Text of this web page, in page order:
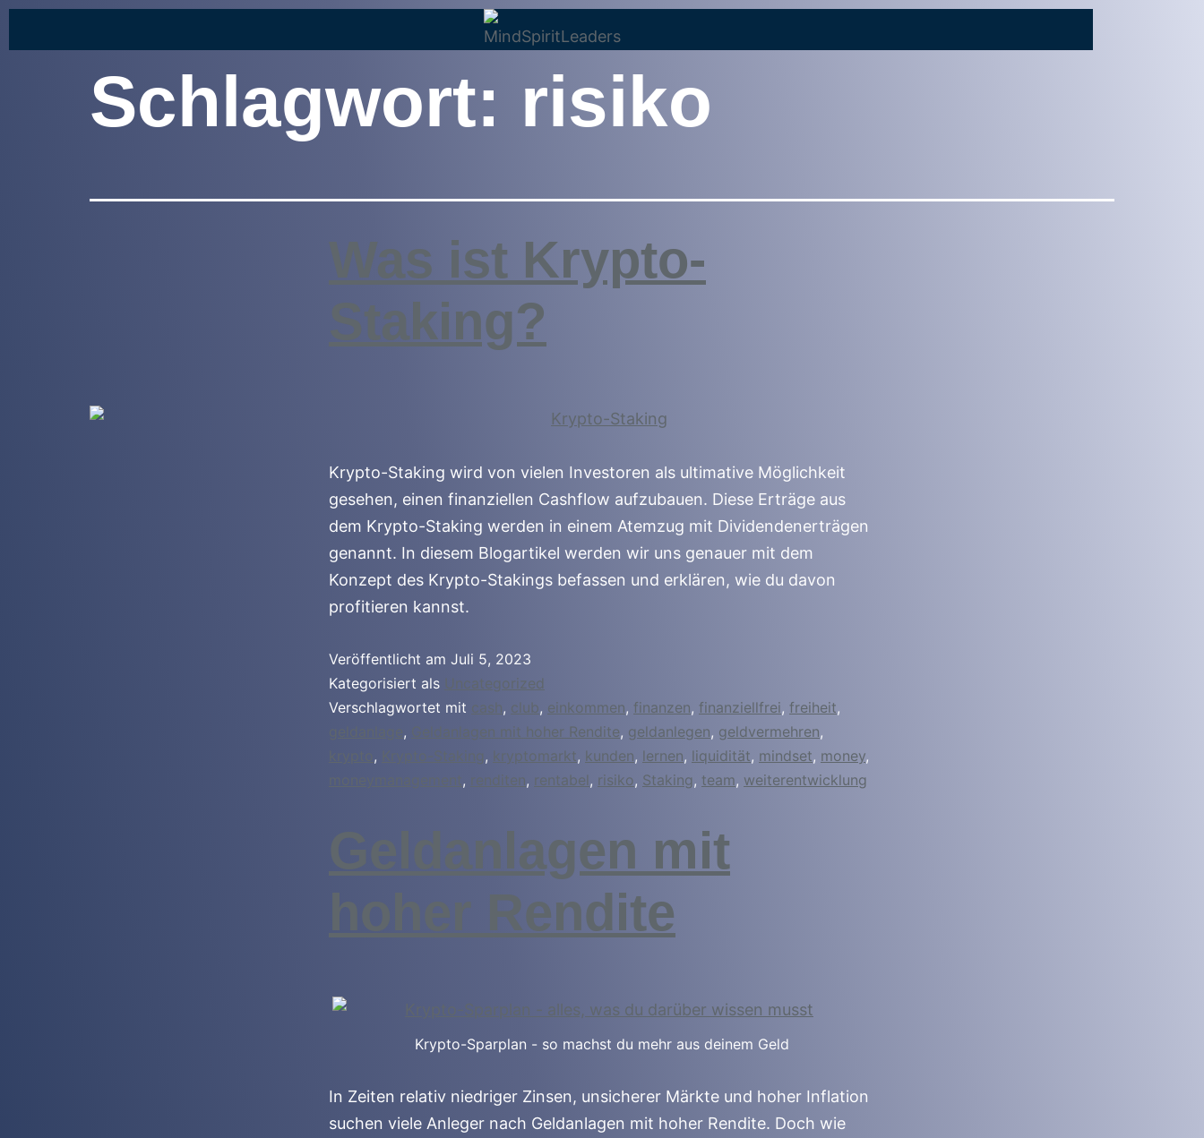
Schlagwort: risiko
Was ist Krypto-
Staking?
Krypto-Staking wird von vielen Investoren als ultimative Möglichkeit
gesehen, einen finanziellen Cashflow aufzubauen. Diese Erträge aus
dem Krypto-Staking werden in einem Atemzug mit Dividendenerträgen
genannt. In diesem Blogartikel werden wir uns genauer mit dem
Konzept des Krypto-Stakings befassen und erklären, wie du davon
profitieren kannst.
Veröffentlicht am Juli 5, 2023
Kategorisiert als Uncategorized
Verschlagwortet mit cash, club, einkommen, finanzen, finanziellfrei, freiheit,
, Geldanlagen mit hoher Rendite, geldanlegen, geldvermehren,
, Krypto-Staking, kryptomarkt, kunden, lernen, liquidität, mindset, money,
moneymanagement, renditen, rentabel, risiko, Staking, team, weiterentwicklung
Geldanlagen mit
hoher Rendite
Krypto-Sparplan - so machst du mehr aus deinem Geld
In Zeiten relativ niedriger Zinsen, unsicherer Märkte und hoher Inflation
suchen viele Anleger nach Geldanlagen mit hoher Rendite. Doch wie